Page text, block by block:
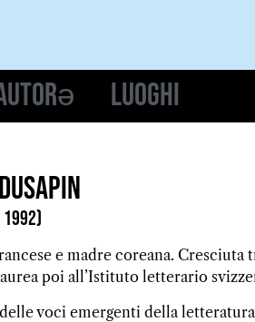
Luoghi
e madre coreana.
poi all’Istituto letterario
voci emergenti della